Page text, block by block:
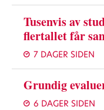
Tusenvis av
flertallet får
7 DAGER SIDEN
Grundig
6 DAGER SIDEN